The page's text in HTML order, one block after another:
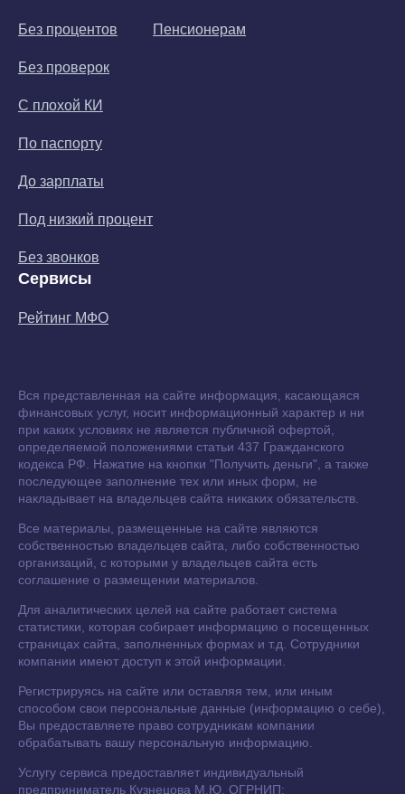
Без процентов
Без проверок
С плохой КИ
По паспорту
До зарплаты
Под низкий процент
Без звонков
Пенсионерам
Сервисы
Рейтинг МФО
Вся представленная на сайте информация, касающаяся
финансовых услуг, носит информационный характер и ни
при каких условиях не является публичной офертой,
определяемой положениями статьи 437 Гражданского
кодекса РФ. Нажатие на кнопки "Получить деньги", а также
последующее заполнение тех или иных форм, не
накладывает на владельцев сайта никаких обязательств.
Все материалы, размещенные на сайте являются
собственностью владельцев сайта, либо собственностью
организаций, с которыми у владельцев сайта есть
соглашение о размещении материалов.
Для аналитических целей на сайте работает система
статистики, которая собирает информацию о посещенных
страницах сайта, заполненных формах и т.д. Сотрудники
компании имеют доступ к этой информации.
Регистрируясь на сайте или оставляя тем, или иным
способом свои персональные данные (информацию о себе),
Вы предоставляете право сотрудникам компании
обрабатывать вашу персональную информацию.
Услугу сервиса предоставляет индивидуальный
предприниматель Кузнецова М.Ю. ОГРНИП: